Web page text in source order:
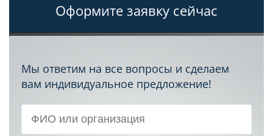
Оформите заявку сейчас
Мы ответим на все вопросы и сделаем
вам индивидуальное предложение!